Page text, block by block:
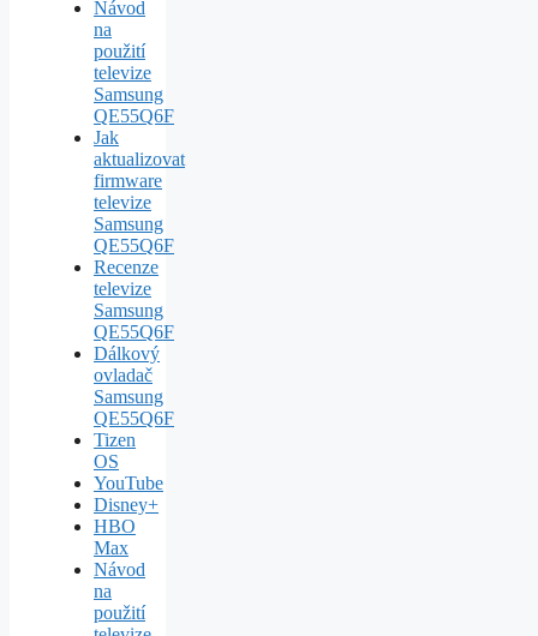
Návod
na
použití
televize
Samsung
QE55Q6F
Jak
aktualizovat
firmware
televize
Samsung
QE55Q6F
Recenze
televize
Samsung
QE55Q6F
Dálkový
ovladač
Samsung
QE55Q6F
Tizen
OS
YouTube
Disney+
HBO
Max
Návod
na
použití